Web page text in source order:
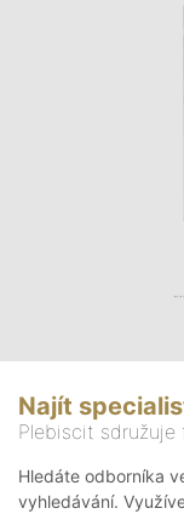
Najít
Plebiscit sdružuje
Hledáte odborníka
vyhledávání.